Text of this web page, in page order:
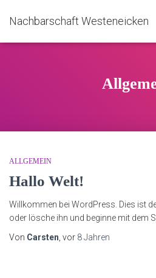
Nachbarschaft Westeneicken
ALLGEMEIN
Hallo Welt!
Willkommen bei WordPress. Dies ist
oder lösche ihn und beginne mit dem
Von Carsten , vor 8 Jahren